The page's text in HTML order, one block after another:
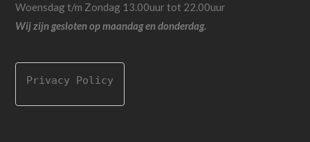
Woensdag t/m Zondag 13.00uur tot 22.00uur
Wij zijn gesloten op maandag en donderdag.
Privacy Policy